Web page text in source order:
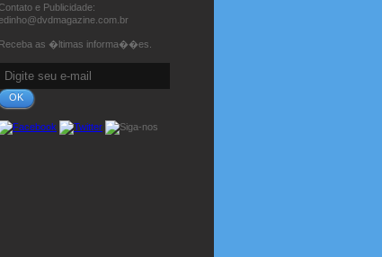
e Publicidade:
Receba as �ltimas informa��es.
OK